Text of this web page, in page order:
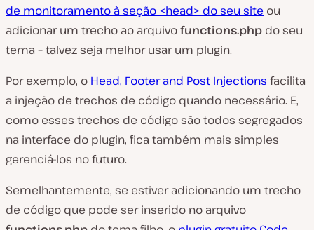
de monitoramento à seção <head> do seu site ou
adicionar um trecho ao arquivofunctions.php do seu
tema – talvez seja melhor usar um plugin.
Por exemplo, o Head, Footer and Post Injections facilita
a injeção de trechos de código quando necessário. E,
como esses trechos de código são todos segregados
na interface do plugin, fica também mais simples
gerenciá-los no futuro.
Semelhantemente, se estiver adicionando um trecho
de código que pode ser inserido no arquivo